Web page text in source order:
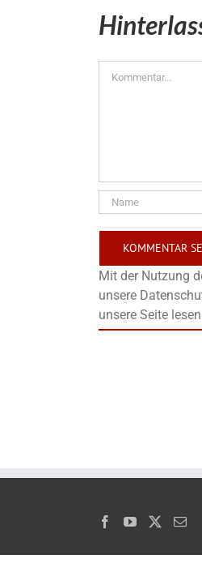
Mit der Nutzung
unsere
unsere Seite